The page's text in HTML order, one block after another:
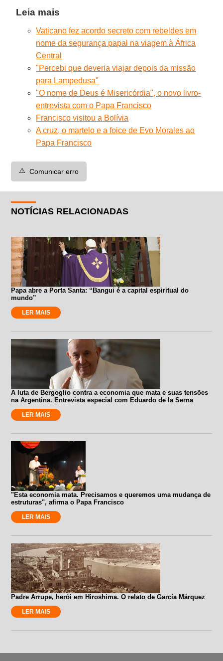
Leia mais
Vaticano fez acordo secreto com rebeldes em
nome da segurança papal na viagem à África
Central
"Percebi que deveria viajar depois da missão
para Lampedusa"
"O nome de Deus é Misericórdia", o novo livro-
entrevista com o Papa Francisco
Francisco visitou a Bolívia
A cruz, o martelo e a foice de Evo Morales ao
Papa Francisco
⚠️ Comunicar erro
NOTÍCIAS RELACIONADAS
Papa abre a Porta Santa: “Bangui é a capital espiritual do
mundo”
LER MAIS
A luta de Bergoglio contra a economia que mata e suas tensões
na Argentina. Entrevista especial com Eduardo de la Serna
LER MAIS
"Esta economia mata. Precisamos e queremos uma mudança de
estruturas", afirma o Papa Francisco
LER MAIS
Padre Arrupe, herói em Hiroshima. O relato de García Márquez
LER MAIS